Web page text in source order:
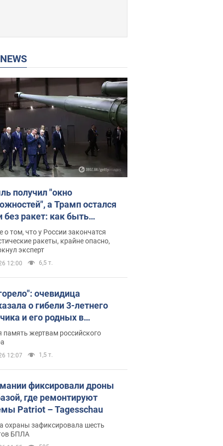
NEWS
получил "окно
а Трамп остался
без ракет: как быть
Интервью с Мельником
о том, что у России закончатся
ракеты, крайне опасно,
эксперт
12:00 6,5 т.
очевидица
о гибели 3-летнего
и его родных в
атаки РФ на Киевскую
Видео и фото
память жертвам российского
12:07 1,5 т.
фиксировали дроны
где ремонтируют
Patriot – Tagesschau
охраны зафиксировала шесть
БПЛА